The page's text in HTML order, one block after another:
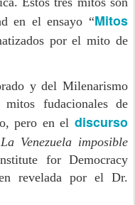
en el ensayo “Mitos
por el mito de
y del Milenarismo
fudacionales de
pero en el discurso
La Venezuela imposible
for Democracy
revelada por el Dr.